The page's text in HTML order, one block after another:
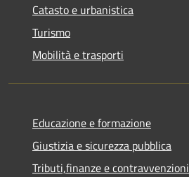
Catasto e urbanistica
Turismo
Mobilità e trasporti
Educazione e formazione
Giustizia e sicurezza pubblica
Tributi,finanze e contravvenzioni